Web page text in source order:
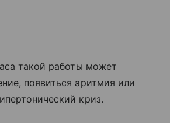
такой работы может
появиться аритмия или
криз.